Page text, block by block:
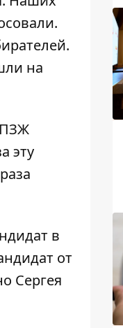
на
эту
в
от
Сергея